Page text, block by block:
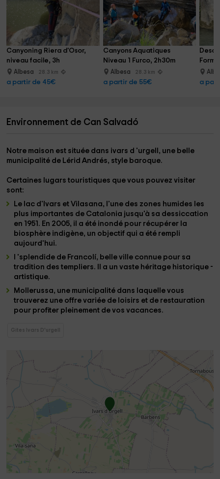
Canyoning Riera d'Osor,
niveau facile, 3h
Albesa 28.3 km
a partir de 45€
Canyons Aquatiques
Niveau 1 Furco, 2h30m
Albesa 28.3 km
a partir de 55€ a
Environnement de Can Salvadó
Notre maison est située dans ivars d 'urgell , une belle
municipalité de Lérid Andrés, style baroque.
Certaines lugars touristiques que vous pouvez visiter
sont:
Le lac d'Ivars et Vilasana, l'une des zones humides les
plus importantes de Catalonia jusqu'à sa dessiccation
en 1951. En 2005, il a été inondé pour récupérer la
biosphère indigène, un objectif qui a été rempli
aujourd'hui.
l 'splendide de Francolí, belle ville connue pour sa
tradition des templiers. Il a un vaste héritage historique -
artistique.
Mollerussa, une municipalité dans laquelle vous
trouverez une offre variée de loisirs et de restauration
pour profiter pleinement de vos vacances.
Gites Ivars D'urgell